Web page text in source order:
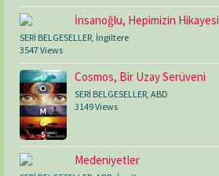
İnsanoğlu, Hepimizin Hikayesi
SERİ BELGESELLER İngiltere
3547 Views
Cosmos, Bir Uzay Serüveni
SERİ BELGESELLER ABD
3149 Views
Medeniyetler